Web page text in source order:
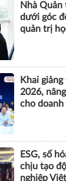
Nhà
dưới góc
quản trị
Khai
2026,
cho doanh
ESG, số
chịu tạo
nghiệp Việt